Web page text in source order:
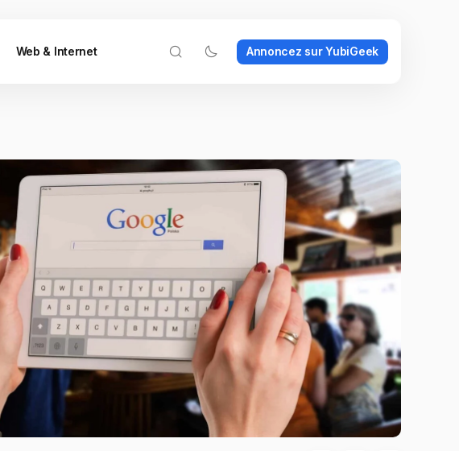
Web & Internet Annoncez sur YubiGeek